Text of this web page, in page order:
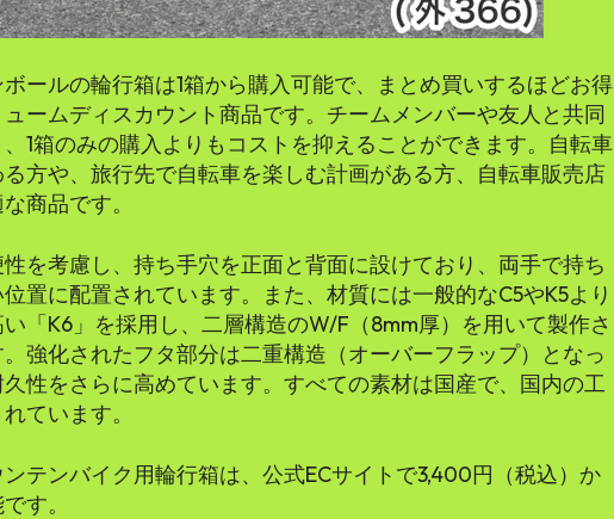
ールの輪行箱は1箱から購入可能で、まとめ買いするほどお得
ームディスカウント商品です。チームメンバーや友人と共同
1箱のみの購入よりもコストを抑えることができます。自転車
方や、旅行先で自転車を楽しむ計画がある方、自転車販売店
商品です。
を考慮し、持ち手穴を正面と背面に設けており、両手で持ち
置に配置されています。また、材質には一般的なC5やK5より
い「K6」を採用し、二層構造のW/F（8mm厚）を用いて製作さ
強化されたフタ部分は二重構造（オーバーフラップ）となっ
性をさらに高めています。すべての素材は国産で、国内の工
ています。
テンバイク用輪行箱は、公式ECサイトで3,400円（税込）か
す。